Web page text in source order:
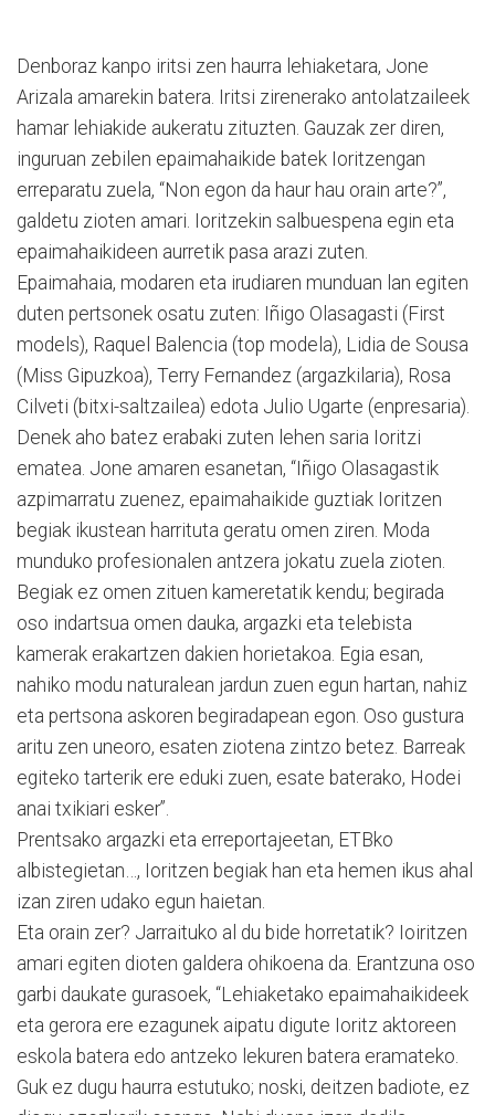
Denboraz kanpo iritsi zen haurra lehiaketara, Jone
Arizala amarekin batera. Iritsi zirenerako antolatzaileek
hamar lehiakide aukeratu zituzten. Gauzak zer diren,
inguruan zebilen epaimahaikide batek Ioritzengan
erreparatu zuela, “Non egon da haur hau orain arte?”,
galdetu zioten amari. Ioritzekin salbuespena egin eta
epaimahaikideen aurretik pasa arazi zuten.
Epaimahaia, modaren eta irudiaren munduan lan egiten
duten pertsonek osatu zuten: Iñigo Olasagasti (First
models), Raquel Balencia (top modela), Lidia de Sousa
(Miss Gipuzkoa), Terry Fernandez (argazkilaria), Rosa
Cilveti (bitxi-saltzailea) edota Julio Ugarte (enpresaria).
Denek aho batez erabaki zuten lehen saria Ioritzi
ematea. Jone amaren esanetan, “Iñigo Olasagastik
azpimarratu zuenez, epaimahaikide guztiak Ioritzen
begiak ikustean harrituta geratu omen ziren. Moda
munduko profesionalen antzera jokatu zuela zioten.
Begiak ez omen zituen kameretatik kendu; begirada
oso indartsua omen dauka, argazki eta telebista
kamerak erakartzen dakien horietakoa. Egia esan,
nahiko modu naturalean jardun zuen egun hartan, nahiz
eta pertsona askoren begiradapean egon. Oso gustura
aritu zen uneoro, esaten ziotena zintzo betez. Barreak
egiteko tarterik ere eduki zuen, esate baterako, Hodei
anai txikiari esker”.
Prentsako argazki eta erreportajeetan, ETBko
albistegietan…, Ioritzen begiak han eta hemen ikus ahal
izan ziren udako egun haietan.
Eta orain zer? Jarraituko al du bide horretatik? Ioiritzen
amari egiten dioten galdera ohikoena da. Erantzuna oso
garbi daukate gurasoek, “Lehiaketako epaimahaikideek
eta gerora ere ezagunek aipatu digute Ioritz aktoreen
eskola batera edo antzeko lekuren batera eramateko.
Guk ez dugu haurra estutuko; noski, deitzen badiote, ez